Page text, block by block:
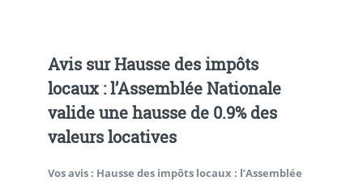
Avis sur Hausse des impôts
locaux : l’Assemblée Nationale
valide une hausse de 0.9% des
valeurs locatives
Vos avis : Hausse des impôts locaux : l’Assemblée